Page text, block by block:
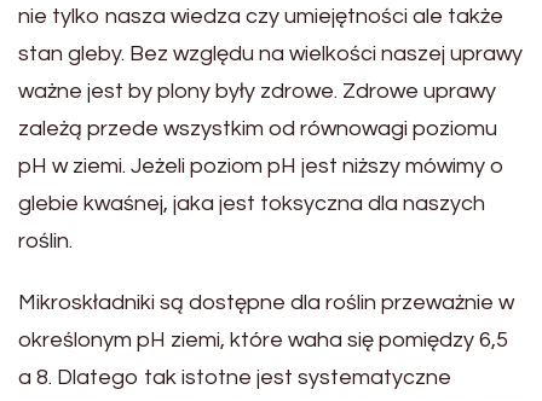
nie tylko nasza wiedza czy umiejętności ale także
stan gleby. Bez względu na wielkości naszej uprawy
ważne jest by plony były zdrowe. Zdrowe uprawy
zależą przede wszystkim od równowagi poziomu
pH w ziemi. Jeżeli poziom pH jest niższy mówimy o
glebie kwaśnej, jaka jest toksyczna dla naszych
roślin.
Mikroskładniki są dostępne dla roślin przeważnie w
określonym pH ziemi, które waha się pomiędzy 6,5
a 8. Dlatego tak istotne jest systematyczne